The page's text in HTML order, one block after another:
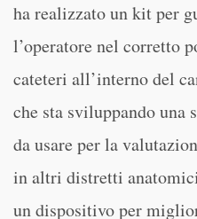
ha realizzato un kit per
l’operatore nel corretto
cateteri all’interno del
che sta sviluppando
da usare per la
in altri distretti
un dispositivo per